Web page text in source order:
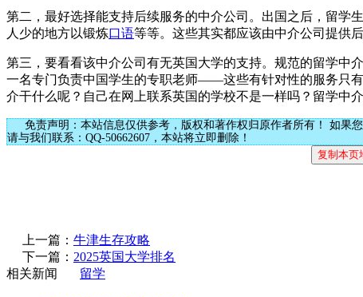
第二，最好选择能支持后续服务的中介公司。出国之后，留学
人少的地方以锻炼口语等等。这些其实都应该由中介公司提供
第三，要看看该中介公司有无英国大学的支持。规范的留学中
一名专门负责中国学生的专职老师——这些有针对性的服务只
介干什么呢？自己在网上联系英国的学校不是一样吗？留学中
免责声明：本站信息仅供参考，版权和著作权归原作者所有！ 如果您
请与我们联系：QQ-50662607，本站将立即删除！
上一篇： 牛津生存攻略
下一篇： 2025英国大学排名
相关新闻
留学